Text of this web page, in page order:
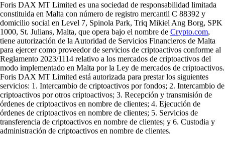
Foris DAX MT Limited es una sociedad de responsabilidad limitada
constituida en Malta con número de registro mercantil C 88392 y
domicilio social en Level 7, Spinola Park, Triq Mikiel Ang Borg, SPK
1000, St. Julians, Malta, que opera bajo el nombre de Crypto.com,
tiene autorización de la Autoridad de Servicios Financieros de Malta
para ejercer como proveedor de servicios de criptoactivos conforme al
Reglamento 2023/1114 relativo a los mercados de criptoactivos del
modo implementado en Malta por la Ley de mercados de criptoactivos.
Foris DAX MT Limited está autorizada para prestar los siguientes
servicios: 1. Intercambio de criptoactivos por fondos; 2. Intercambio de
criptoactivos por otros criptoactivos; 3. Recepción y transmisión de
órdenes de criptoactivos en nombre de clientes; 4. Ejecución de
órdenes de criptoactivos en nombre de clientes; 5. Servicios de
transferencia de criptoactivos en nombre de clientes; y 6. Custodia y
administración de criptoactivos en nombre de clientes.